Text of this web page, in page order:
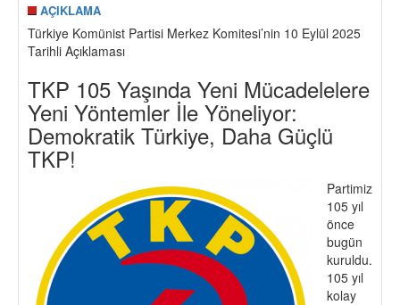
AÇIKLAMA
Türkiye Komünist Partisi Merkez Komitesi’nin 10 Eylül 2025
Tarihli Açıklaması
TKP 105 Yaşında Yeni Mücadelelere
Yeni Yöntemler İle Yöneliyor:
Demokratik Türkiye, Daha Güçlü
TKP!
Partimiz
105 yıl
önce
bugün
kuruldu.
105 yıl
kolay